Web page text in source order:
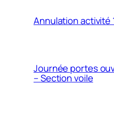
Annulation activité
Journée portes
– Section voile